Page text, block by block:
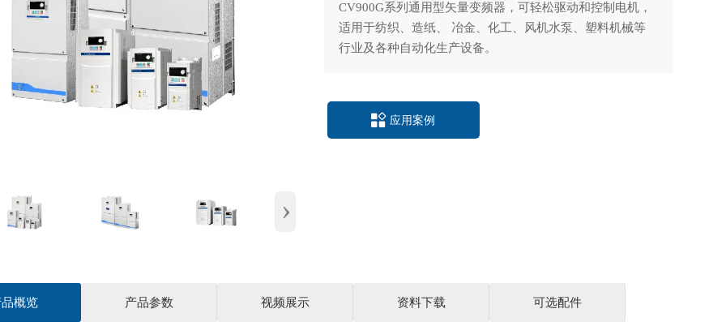
›
CV900G系列通用型矢量变频器，可轻松驱动和控制电机，
适用于纺织、造纸、 冶金、化工、风机水泵、塑料机械等
行业及各种自动化生产设备。
 应用案例
概览 产品参数 视频展示 资料下载 可选配件